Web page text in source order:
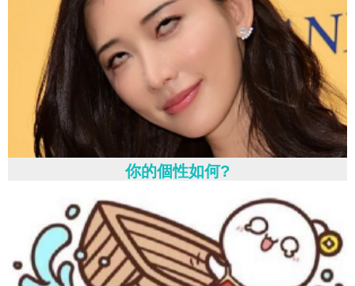
你的個性如何?